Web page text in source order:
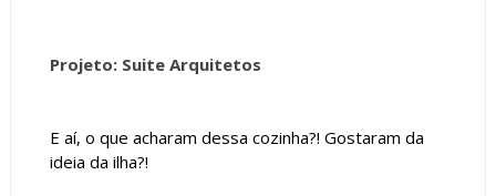
Projeto: Suite Arquitetos
E aí, o que acharam dessa cozinha?! Gostaram da
ideia da ilha?!